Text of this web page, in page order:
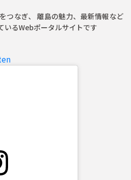
つなぎ、 離島の魅力、最新情報など
いるWebポータルサイトです